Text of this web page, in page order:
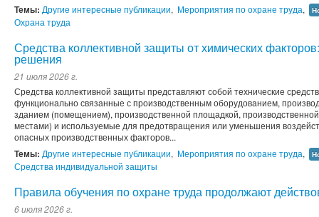
Темы: Другие интересные публикации, Мероприятия по охране труда,
Охрана труда
Средства коллективной защиты от химических
решения
21 июля 2026 г.
Средства коллективной защиты представляют собой технические
функционально связанные с производственным оборудованием,
зданием (помещением), производственной площадкой,
местами) и используемые для предотвращения или уменьшения
опасных производственных факторов...
Темы: Другие интересные публикации, Мероприятия по охране труда,
Средства индивидуальной защиты
Правила обучения по охране труда продолжают
6 июля 2026 г.